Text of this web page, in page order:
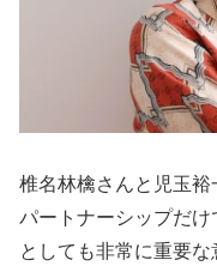
椎名林檎さんと児玉
パートナーシップだ
としても非常に重要